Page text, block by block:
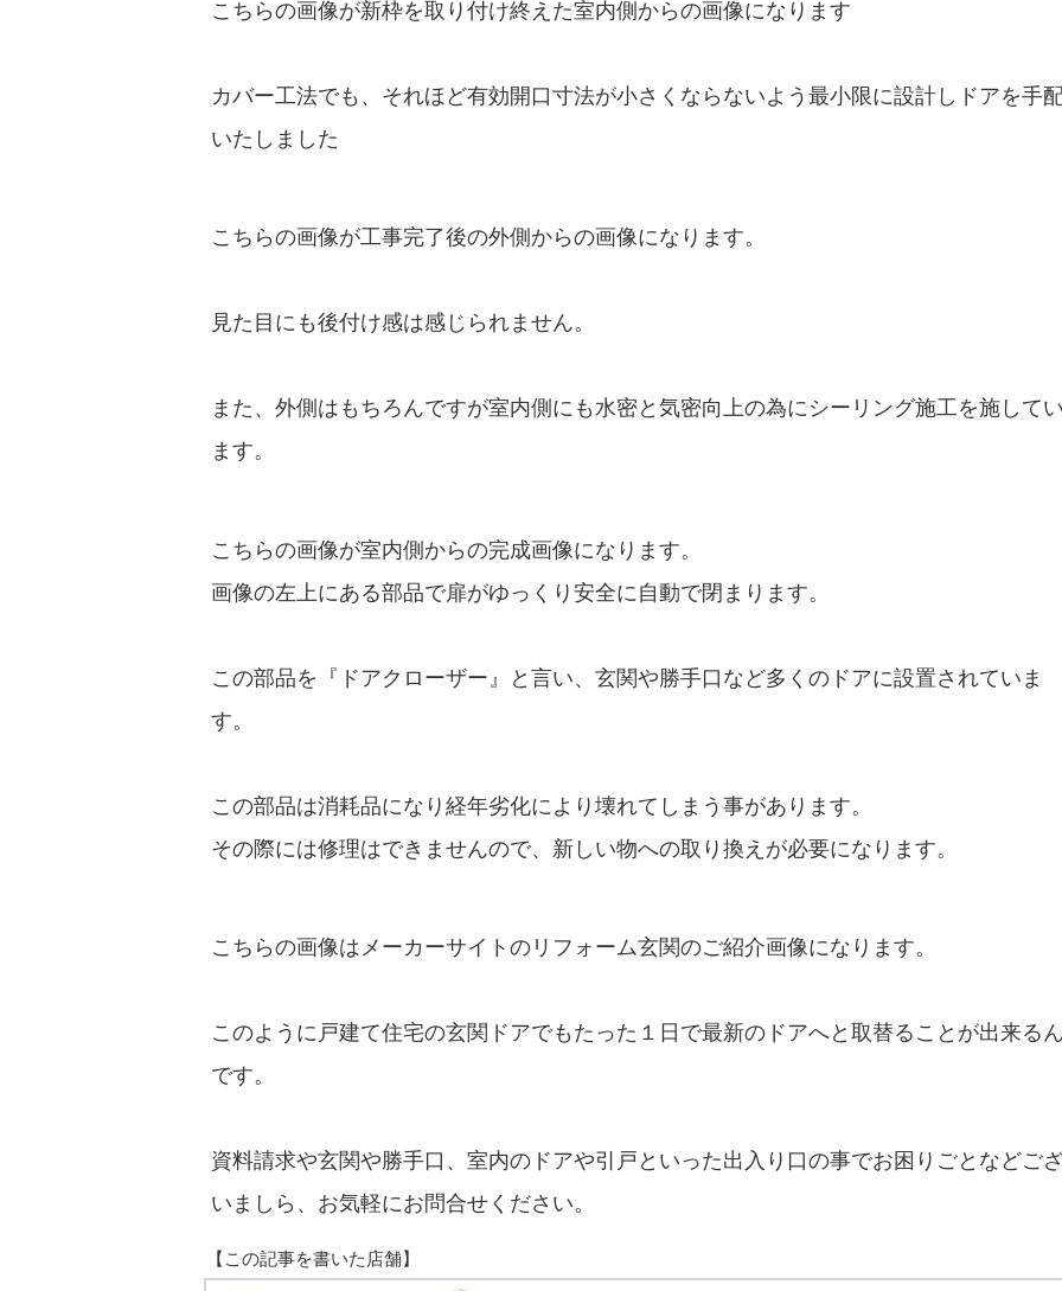
こちらの画像が新枠を取り付け終えた室内側からの画像になります
カバー工法でも、それほど有効開口寸法が小さくならないよう最小限に設計しドアを手
いたしました
こちらの画像が工事完了後の外側からの画像になります。
見た目にも後付け感は感じられません。
また、外側はもちろんですが室内側にも水密と気密向上の為にシーリング施工を施して
ます。
こちらの画像が室内側からの完成画像になります。
画像の左上にある部品で扉がゆっくり安全に自動で閉まります。
この部品を『ドアクローザー』と言い、玄関や勝手口など多くのドアに設置されていま
す。
この部品は消耗品になり経年劣化により壊れてしまう事があります。
その際には修理はできませんので、新しい物への取り換えが必要になります。
こちらの画像はメーカーサイトのリフォーム玄関のご紹介画像になります。
このように戸建て住宅の玄関ドアでもたった１日で最新のドアへと取替ることが出来る
です。
資料請求や玄関や勝手口、室内のドアや引戸といった出入り口の事でお困りごとなどご
いましら、お気軽にお問合せください。